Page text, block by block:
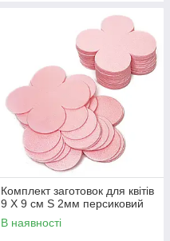
Комплект заготовок для квітів
9 Х 9 см S 2мм персиковий
В наявності